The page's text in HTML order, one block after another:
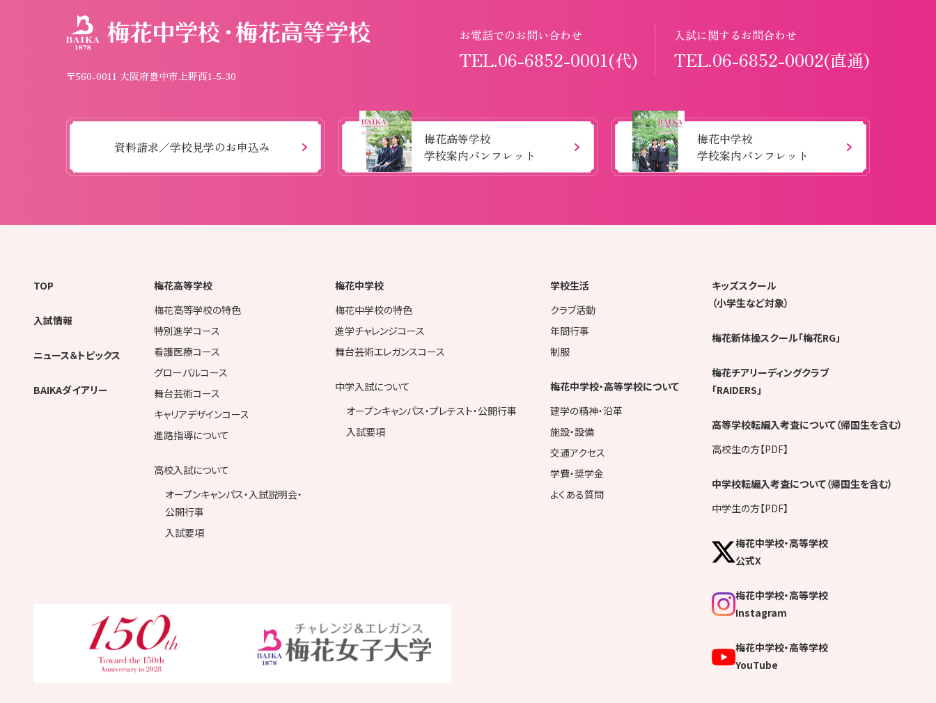
〒560-0011 大阪府豊中市上野西1-5-30
お電話でのお問い合わせ
TEL.06-6852-0001(代)
入試に関するお問合わせ
TEL.06-6852-0002(直通)
資料請求／学校見学のお申込み
梅花高等学校
学校案内パンフレット
梅花中学校
学校案内パンフレット
TOP
入試情報
ニュース＆トピックス
BAIKAダイアリー
梅花高等学校
梅花高等学校の特色
特別進学コース
看護医療コース
グローバルコース
舞台芸術コース
キャリアデザインコース
進路指導について
高校入試について
オープンキャンパス・入試説明会・
公開行事
入試要項
梅花中学校
梅花中学校の特色
進学チャレンジコース
舞台芸術エレガンスコース
中学入試について
オープンキャンパス・プレテスト・公開行事
入試要項
学校生活
クラブ活動
年間行事
制服
梅花中学校・高等学校について
建学の精神・沿革
施設・設備
交通アクセス
学費・奨学金
よくある質問
キッズスクール
（小学生など対象）
梅花新体操スクール「梅花RG」
梅花チアリーディングクラブ
「RAIDERS」
高等学校転編入考査について（帰国生を含む）
高校生の方【PDF】
中学校転編入考査について（帰国生を含む）
中学生の方【PDF】
梅花中学校・高等学校
公式X
梅花中学校・高等学校
Instagram
梅花中学校・高等学校
YouTube